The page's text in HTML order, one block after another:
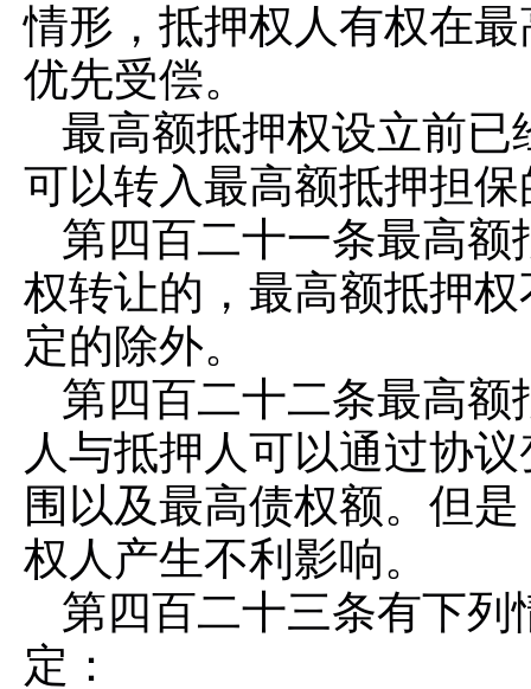
情形，抵押权人有权在
优先受偿。
最高额抵押权设立前
可以转入最高额抵押担
第四百二十一条最高额
权转让的，最高额抵押
定的除外。
第四百二十二条最高额
人与抵押人可以通过协
围以及最高债权额。但
权人产生不利影响。
第四百二十三条有下列
定：